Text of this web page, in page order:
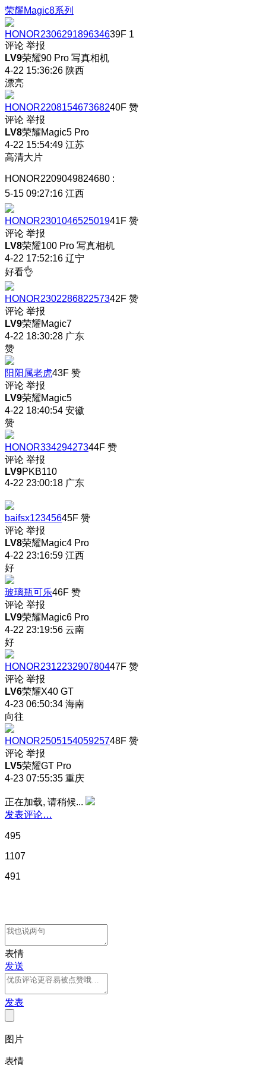
荣耀Magic8系列
HONOR230629189634639F 1
评论 举报
LV9荣耀90 Pro 写真相机
4-22 15:36:26 陕西
漂亮
HONOR220815467368240F 赞
评论 举报
LV8荣耀Magic5 Pro
4-22 15:54:49 江苏
高清大片
HONOR2209049824680 :
5-15 09:27:16 江西
HONOR230104652501941F 赞
评论 举报
LV8荣耀100 Pro 写真相机
4-22 17:52:16 辽宁
好看👌
HONOR230228682257342F 赞
评论 举报
LV9荣耀Magic7
4-22 18:30:28 广东
赞
阳阳属老虎43F 赞
评论 举报
LV9荣耀Magic5
4-22 18:40:54 安徽
赞
HONOR33429427344F 赞
评论 举报
LV9PKB110
4-22 23:00:18 广东
baifsx12345645F 赞
评论 举报
LV8荣耀Magic4 Pro
4-22 23:16:59 江西
好
玻璃瓶可乐46F 赞
评论 举报
LV9荣耀Magic6 Pro
4-22 23:19:56 云南
好
HONOR231223290780447F 赞
评论 举报
LV6荣耀X40 GT
4-23 06:50:34 海南
向往
HONOR250515405925748F 赞
评论 举报
LV5荣耀GT Pro
4-23 07:55:35 重庆
正在加载, 请稍候...
发表评论…
495
1107
491
表情
发送
发表
图片
表情